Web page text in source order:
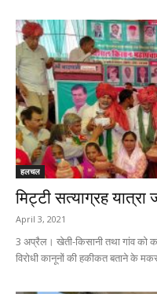
हलचल
मिट्टी सत्याग्रह यात्रा
April 3, 2021
3 अप्रैल। खेती-किसानी तथा गांव को
विरोधी कानूनों की हकीकत बताने के